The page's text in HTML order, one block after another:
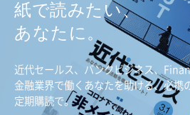
紙で読みたい、
あなたに。
近代セールス、バンクビジネス、
金融業界で働くあなたを助ける、必携
定期購読で。